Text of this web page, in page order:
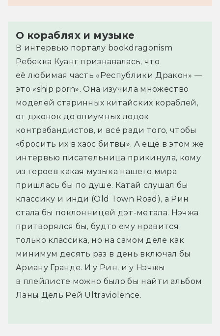
О кораблях и музыке
В интервью порталу bookdragonism
Ребекка Куанг признавалась, что
её любимая часть «Республики Дракон» —
это «ship porn». Она изучила множество
моделей старинных китайских кораблей,
от джонок до опиумных лодок
контрабандистов, и всё ради того, чтобы
«бросить их в хаос битвы». А ещё в этом же
интервью писательница прикинула, кому
из героев какая музыка нашего мира
пришлась бы по душе. Катай слушал бы
классику и инди (Old Town Road), а Рин
стала бы поклонницей дэт-метала. Нэчжа
притворялся бы, будто ему нравится
только классика, но на самом деле как
минимум десять раз в день включал бы
Ариану Гранде. И у Рин, и у Нэчжы
в плейлисте можно было бы найти альбом
Ланы Дель Рей Ultraviolence.